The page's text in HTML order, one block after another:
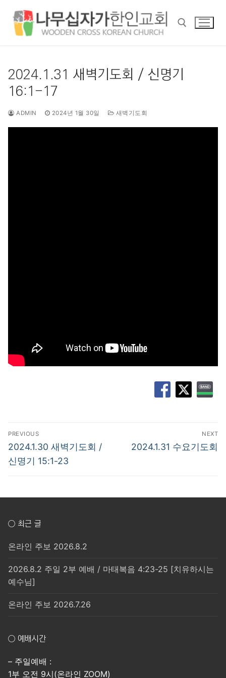
2024.1.31 새벽기도회 / 신명기
16:1-17
ADMIN 2024년 1월 30일 새벽기도회
글
탐
색
PREVIOUS
Previous
post:
2024.1.30 새벽기도회 /
신명기 15:1-23
NEXT
Next
2024.1.31 수요기도회
○ 최근 글
온라인 주보 2026.8.2
2026.8.2 주일 2부 예배 / 마태복음 4:23-25 [치유하시는
예수님]
온라인 주보 2026.7.26
○ 예배시간
– 주일예배 :
1부 오전 9시(온라인 ZOOM)